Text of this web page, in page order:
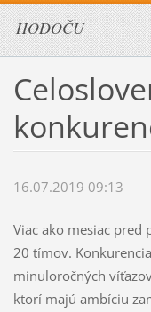
HODOČU
16.07.2019 09:13
Viac ako mesiac pred
20 tímov.
minuloročných
ktorí majú ambíciu